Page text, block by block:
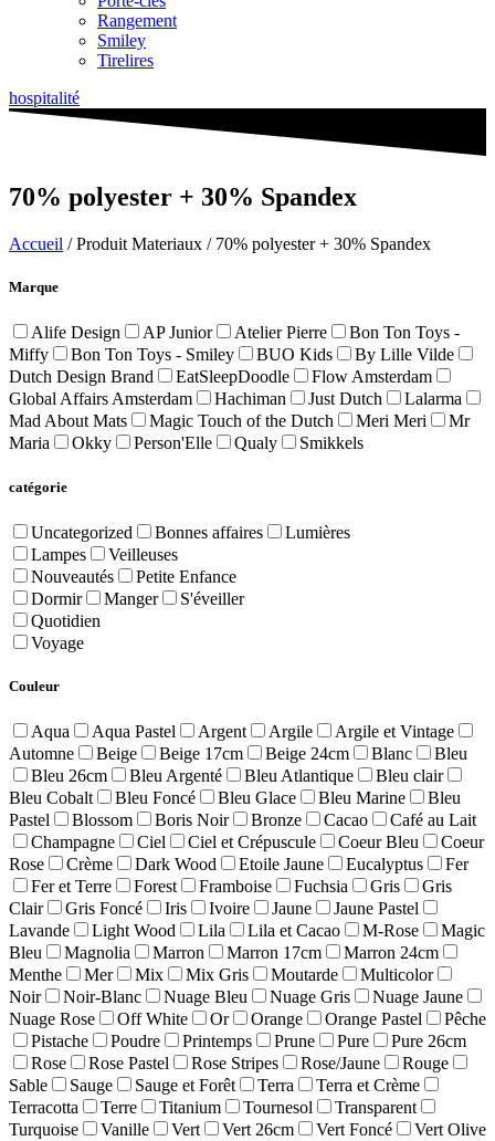
Rangement
Smiley
Tirelires
hospitalité
70% polyester + 30% Spandex
Accueil / Produit Materiaux / 70% polyester + 30% Spandex
Marque
Alife Design AP Junior Atelier Pierre
Bon Ton Toys -
Miffy
Bon Ton Toys - Smiley BUO Kids
By Lille Vilde
Dutch Design Brand
EatSleepDoodle
Flow Amsterdam
Global Affairs Amsterdam
Hachiman Just Dutch
Lalarma
Mad About Mats
Magic Touch of the Dutch Meri Meri
Mr
Maria
Okky Person'Elle Qualy Smikkels
catégorie
Uncategorized Bonnes affaires
Lumières
Lampes
Veilleuses
Nouveautés
Petite Enfance
Dormir
Manger
S'éveiller
Quotidien
Voyage
Couleur
Aqua Aqua Pastel Argent Argile
Argile et Vintage
Automne
Beige Beige 17cm Beige 24cm Blanc
Bleu
Bleu 26cm
Bleu Argenté Bleu Atlantique
Bleu clair
Bleu Cobalt
Bleu Foncé Bleu Glace Bleu Marine
Bleu
Pastel
Blossom Boris Noir Bronze Cacao
Café au Lait
Champagne
Ciel Ciel et Crépuscule Coeur Bleu
Coeur
Rose
Crème Dark Wood Etoile Jaune Eucalyptus
Fer
Fer et Terre
Forest Framboise Fuchsia Gris
Gris
Clair
Gris Foncé Iris Ivoire Jaune
Jaune Pastel
Lavande
Light Wood Lila Lila et Cacao M-Rose
Magic
Bleu
Magnolia Marron Marron 17cm
Marron 24cm
Menthe
Mer Mix Mix Gris Moutarde
Multicolor
Noir
Noir-Blanc Nuage Bleu Nuage Gris
Nuage Jaune
Nuage Rose
Off White Or Orange Orange Pastel
Pêche
Pistache
Poudre Printemps Prune Pure
Pure 26cm
Rose
Rose Pastel Rose Stripes Rose/Jaune
Rouge
Sable
Sauge Sauge et Forêt Terra
Terra et Crème
Terracotta
Terre Titanium Tournesol
Transparent
Turquoise
Vanille Vert Vert 26cm Vert Foncé
Vert Olive